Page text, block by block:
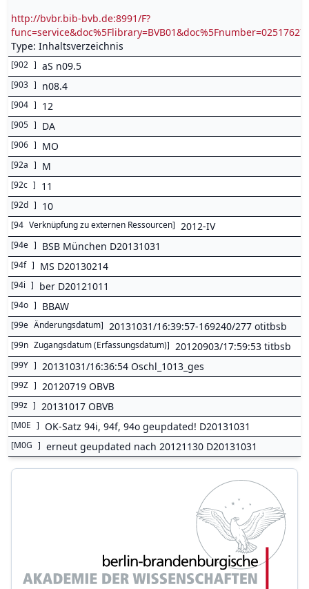
http://bvbr.bib-bvb.de:8991/F?
Type: Inhaltsverzeichnis
[902 ] aS n09.5
[903 ] n08.4
[904 ] 12
[905 ] DA
[906 ] MO
[92a ] M
[92c ] 11
[92d ] 10
[94 Verknüpfung zu externen Ressourcen] 2012-IV
[94e ] BSB München D20131031
[94f ] MS D20130214
[94i ] ber D20121011
[94o ] BBAW
[99e Änderungsdatum] 20131031/16:39:57-169240/277 otitbsb
[99n Zugangsdatum (Erfassungsdatum)] 20120903/17:59:53 titbsb
[99Y ] 20131031/16:36:54 Oschl_1013_ges
[99Z ] 20120719 OBVB
[99z ] 20131017 OBVB
[M0E ] OK-Satz 94i, 94f, 94o geupdated! D20131031
[M0G ] erneut geupdated nach 20121130 D20131031